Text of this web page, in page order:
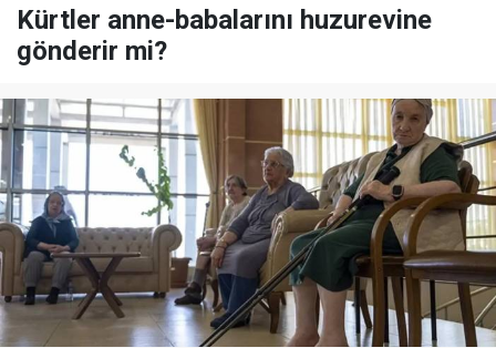
Kürtler anne-babalarını huzurevine
gönderir mi?